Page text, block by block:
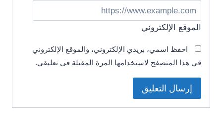
الموقع الإلكتروني
احفظ اسمي، بريدي الإلكتروني، والموقع الإلكتروني
في هذا المتصفح لاستخدامها المرة المقبلة في تعليقي.